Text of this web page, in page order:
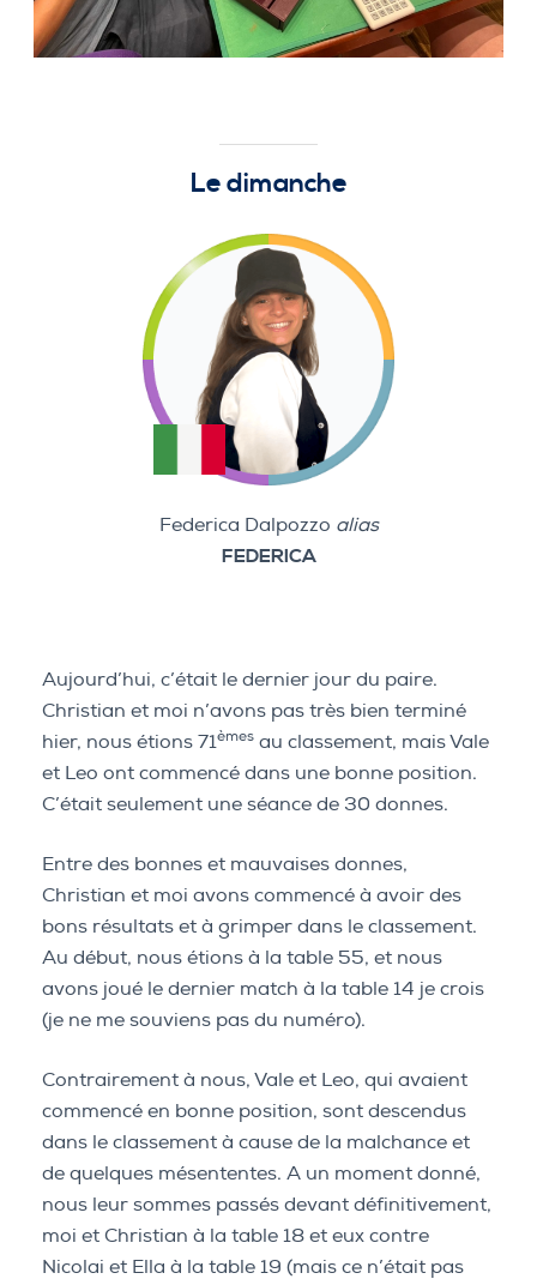
Le dimanche
Federica Dalpozzo alias
FEDERICA
Aujourd’hui, c’était le dernier jour du paire.
Christian et moi n’avons pas très bien terminé
hier, nous étions 71èmes au classement, mais Vale
et Leo ont commencé dans une bonne position.
C’était seulement une séance de 30 donnes.
Entre des bonnes et mauvaises donnes,
Christian et moi avons commencé à avoir des
bons résultats et à grimper dans le classement.
Au début, nous étions à la table 55, et nous
avons joué le dernier match à la table 14 je crois
(je ne me souviens pas du numéro).
Contrairement à nous, Vale et Leo, qui avaient
commencé en bonne position, sont descendus
dans le classement à cause de la malchance et
de quelques mésententes. A un moment donné,
nous leur sommes passés devant définitivement,
moi et Christian à la table 18 et eux contre
Nicolai et Ella à la table 19 (mais ce n’était pas